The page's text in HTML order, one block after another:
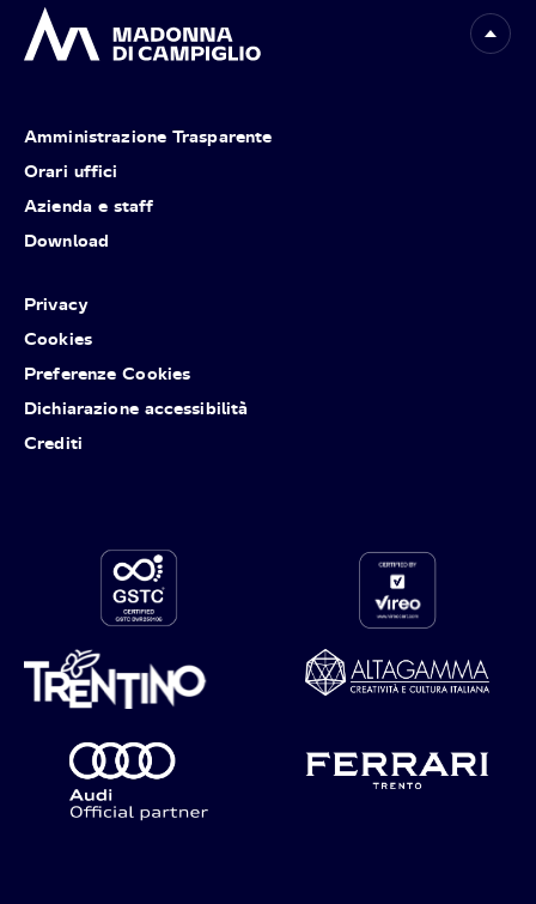
Amministrazione Trasparente
Orari uffici
Azienda e staff
Download
Privacy
Cookies
Preferenze Cookies
Dichiarazione accessibilità
Crediti